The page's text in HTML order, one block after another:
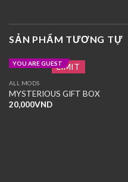
SẢN PHẨM TƯƠNG TỰ
LIMIT
YOU ARE GUEST
ALL MODS
MYSTERIOUS GIFT BOX
20,000VND